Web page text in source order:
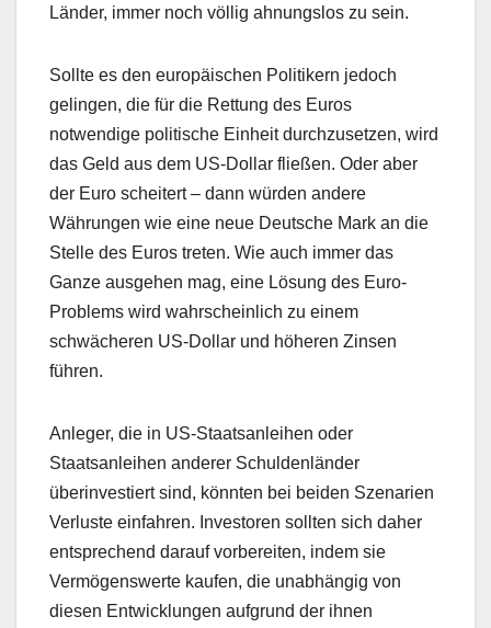
Länder, immer noch völlig ahnungslos zu sein.
Sollte es den europäischen Politikern jedoch
gelingen, die für die Rettung des Euros
notwendige politische Einheit durchzusetzen, wird
das Geld aus dem US-Dollar fließen. Oder aber
der Euro scheitert – dann würden andere
Währungen wie eine neue Deutsche Mark an die
Stelle des Euros treten. Wie auch immer das
Ganze ausgehen mag, eine Lösung des Euro-
Problems wird wahrscheinlich zu einem
schwächeren US-Dollar und höheren Zinsen
führen.
Anleger, die in US-Staatsanleihen oder
Staatsanleihen anderer Schuldenländer
überinvestiert sind, könnten bei beiden Szenarien
Verluste einfahren. Investoren sollten sich daher
entsprechend darauf vorbereiten, indem sie
Vermögenswerte kaufen, die unabhängig von
diesen Entwicklungen aufgrund der ihnen